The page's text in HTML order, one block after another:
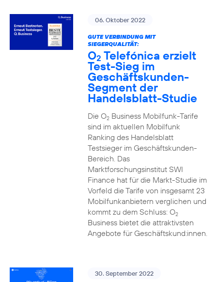
06. Oktober 2022
GUTE VERBINDUNG MIT
SIEGERQUALITÄT:
O2 Telefónica erzielt
Test-Sieg im
Geschäftskunden-
Segment der
Handelsblatt-Studie
Die O2Business Mobilfunk-Tarife
sind im aktuellen Mobilfunk
Ranking des Handelsblatt
Testsieger im Geschäftskunden-
Bereich. Das
Marktforschungsinstitut SWI
Finance hat für die Markt-Studie im
Vorfeld die Tarife von insgesamt 23
Mobilfunkanbietern verglichen und
kommt zu dem Schluss: O2
Business bietet die attraktivsten
Angebote für Geschäftskund:innen.
30. September 2022